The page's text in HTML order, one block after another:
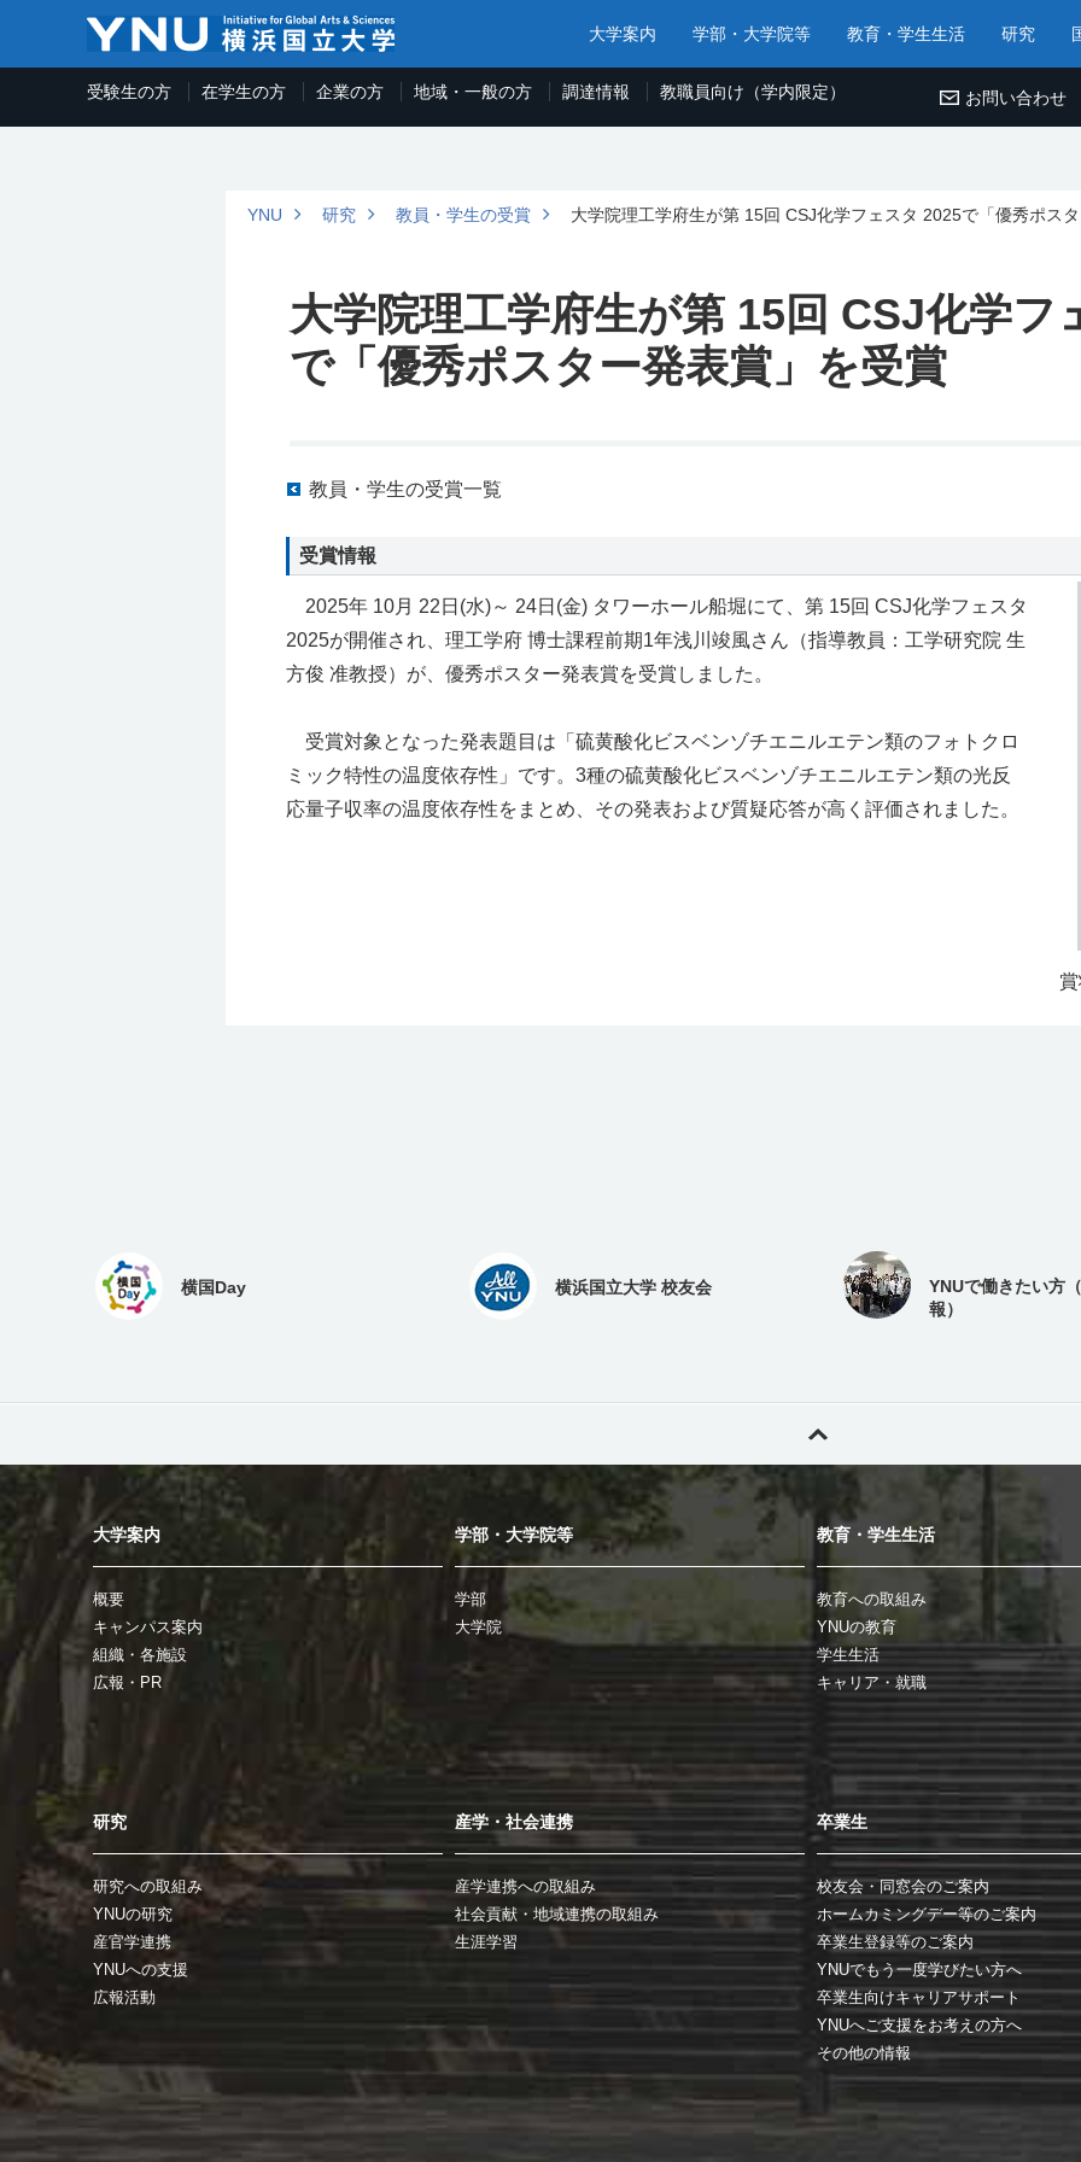
大学案内 学部・大学院等 教育・学生生活 研究
受験生の方 在学生の方 企業の方 地域・一般の方 調達情報 教職員向け（学内限定） お問い合わせ
YNU 研究 教員・学生の受賞 大学院理工学府生が第 15回 CSJ化学フェスタ 2025で「優秀ポス
大学院理工学府生が第 15回 CSJ化学フ
で「優秀ポスター発表賞」を受賞
教員・学生の受賞一覧
受賞情報
2025年 10月 22日(水)～ 24日(金) タワーホール船堀にて、第 15回 CSJ化学フェスタ
2025が開催され、理工学府 博士課程前期1年浅川竣風さん（指導教員：工学研究院 生
方俊 准教授）が、優秀ポスター発表賞を受賞しました。
受賞対象となった発表題目は「硫黄酸化ビスベンゾチエニルエテン類のフォトクロ
ミック特性の温度依存性」です。3種の硫黄酸化ビスベンゾチエニルエテン類の光反
応量子収率の温度依存性をまとめ、その発表および質疑応答が高く評価されました。
横国Day 横浜国立大学 校友会
YNUで働きたい方
報）
大学案内
概要
キャンパス案内
組織・各施設
広報・PR
学部・大学院等
学部
大学院
教育・学生生活
教育への取組み
YNUの教育
学生生活
キャリア・就職
研究
研究への取組み
YNUの研究
産官学連携
YNUへの支援
広報活動
産学・社会連携
産学連携への取組み
社会貢献・地域連携の取組み
生涯学習
卒業生
校友会・同窓会のご案内
ホームカミングデー等のご案内
卒業生登録等のご案内
YNUでもう一度学びたい方へ
卒業生向けキャリアサポート
YNUへご支援をお考えの方へ
その他の情報